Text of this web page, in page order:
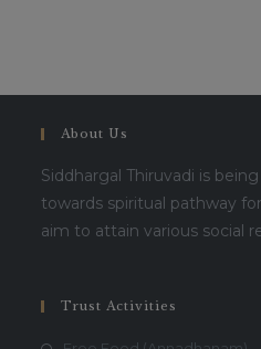
About Us
Siddhargal Thiruvadi is
towards spiritual pathway
aim to attain various social
Trust Activities